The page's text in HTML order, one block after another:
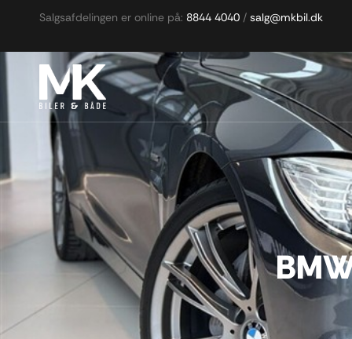
Salgsafdelingen er online på: 8844 4040 / salg@mkbil.dk